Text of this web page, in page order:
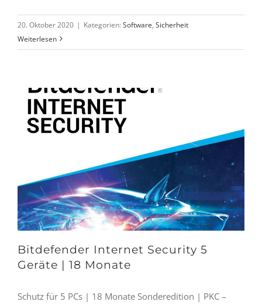
20. Oktober 2020 | Kategorien: Software, Sicherheit
Weiterlesen
Bitdefender Internet Security 5
Geräte | 18 Monate
Schutz für 5 PCs | 18 Monate Sonderedition | PKC –